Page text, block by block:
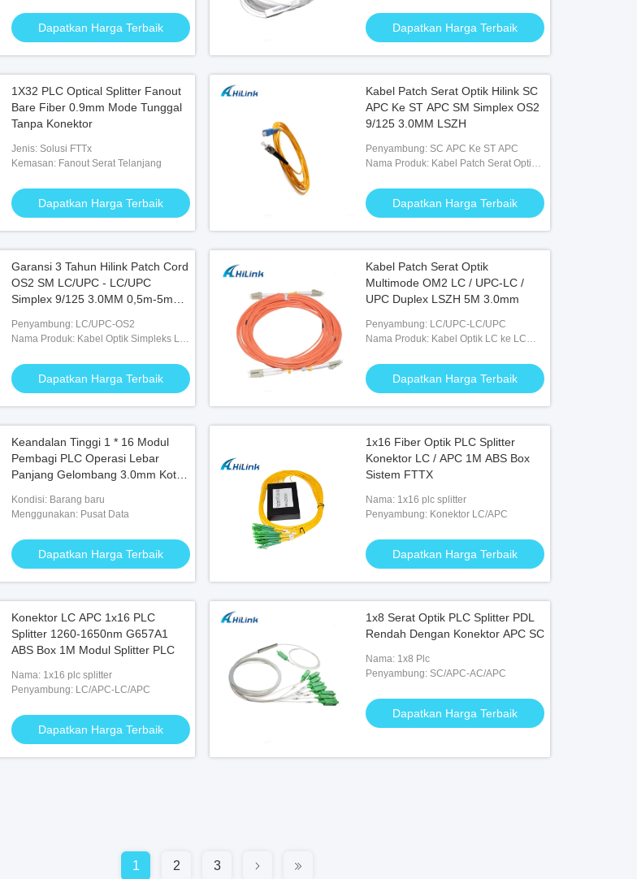
Dapatkan Harga Terbaik Dapatkan Harga Terbaik
1X32 PLC Optical Splitter Fanout
Bare Fiber 0.9mm Mode Tunggal
Tanpa Konektor
Jenis: Solusi FTTx
Kemasan: Fanout Serat Telanjang
Dapatkan Harga Terbaik
Kabel Patch Serat Optik Hilink SC
APC Ke ST APC SM Simplex OS2
9/125 3.0MM LSZH
Penyambung: SC APC Ke ST APC
Nama Produk: Kabel Patch Serat Optik
9/125
Dapatkan Harga Terbaik
Garansi 3 Tahun Hilink Patch Cord
OS2 SM LC/UPC - LC/UPC
Simplex 9/125 3.0MM 0,5m-5m
Penyambung: LC/UPC-OS2
Nama Produk: Kabel Optik Simpleks LC
Dapatkan Harga Terbaik
Kabel Patch Serat Optik
Multimode OM2 LC / UPC-LC /
UPC Duplex LSZH 5M 3.0mm
Penyambung: LC/UPC-LC/UPC
Nama Produk: Kabel Optik LC ke LC
Dapatkan Harga Terbaik
Keandalan Tinggi 1 * 16 Modul
Pembagi PLC Operasi Lebar
Panjang Gelombang 3.0mm Kotak
Kondisi: Barang baru
Menggunakan: Pusat Data
Dapatkan Harga Terbaik
1x16 Fiber Optik PLC Splitter
Konektor LC / APC 1M ABS Box
Sistem FTTX
Nama: 1x16 plc splitter
Penyambung: Konektor LC/APC
Dapatkan Harga Terbaik
Konektor LC APC 1x16 PLC
Splitter 1260-1650nm G657A1
ABS Box 1M Modul Splitter PLC
Nama: 1x16 plc splitter
Penyambung: LC/APC-LC/APC
Dapatkan Harga Terbaik
1x8 Serat Optik PLC Splitter PDL
Rendah Dengan Konektor APC SC
Nama: 1x8 Plc
Penyambung: SC/APC-AC/APC
Dapatkan Harga Terbaik
1 2 3